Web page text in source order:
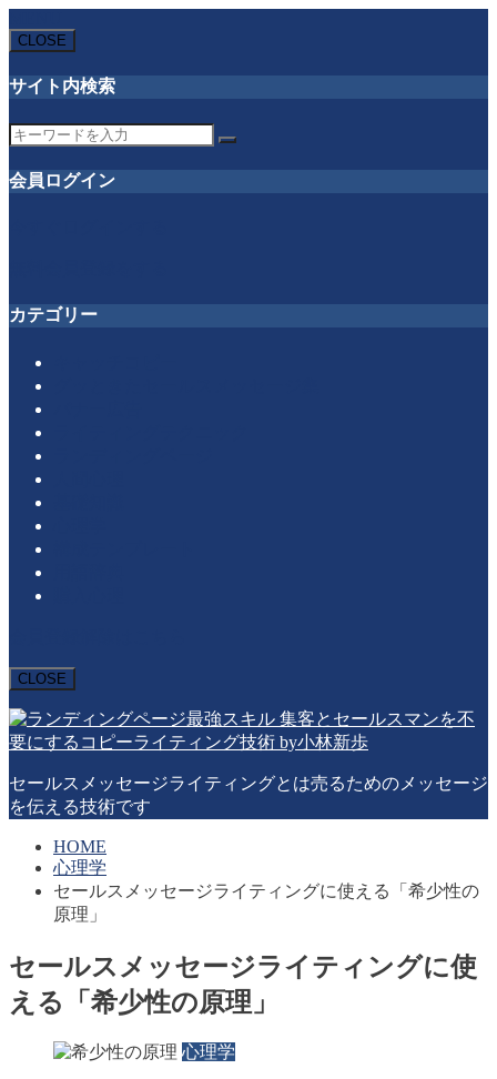
CLOSE
サイト内検索
会員ログイン
カテゴリー
CLOSE
セールスメッセージライティングとは売るためのメッセージ
を伝える技術です
HOME
心理学
セールスメッセージライティングに使える「希少性の
原理」
セールスメッセージライティングに使
える「希少性の原理」
心理学